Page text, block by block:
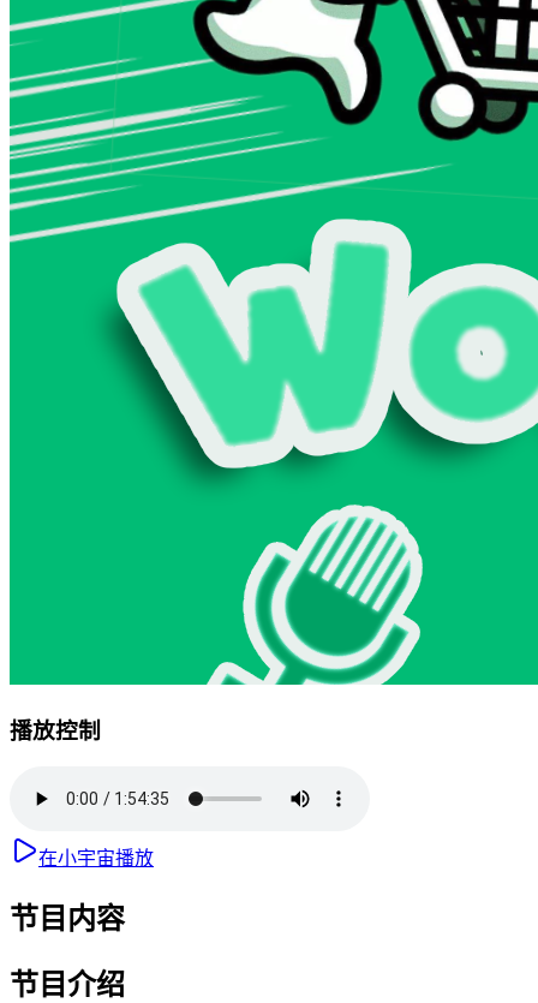
播放控制
在小宇宙播放
节目内容
节目介绍